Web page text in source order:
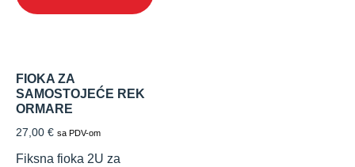
FIOKA ZA
SAMOSTOJEĆE REK
ORMARE
27,00 € sa PDV-om
Fiksna fioka 2U za